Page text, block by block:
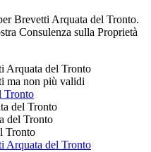
Brevetti Arquata del Tronto.
Consulenza sulla Proprietà
Arquata del Tronto
ma non più validi
Tronto
del Tronto
del Tronto
Tronto
Arquata del Tronto